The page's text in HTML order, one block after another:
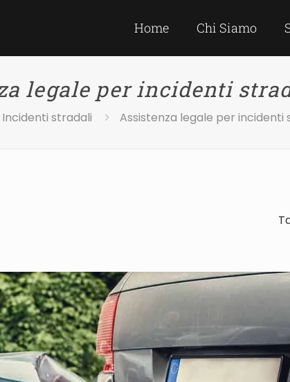
Home Chi Siamo
legale per incidenti
Incidenti stradali Assistenza legale per incidenti